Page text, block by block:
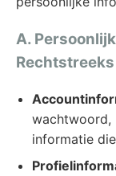
A.
wachtwoord,
informatie